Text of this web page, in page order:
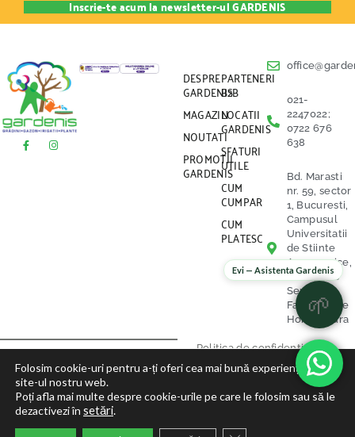
DESPRE
GARDENIS
MAGAZIN
NOUTATI
PROMOTII
GARDENIS
PARTENERI
B2B
LOCATII
GARDENIS
SFATURI
UTILE
CUM
CUMPAR
CUM
PLATESC
021-
2247022;
0722 676
638
Bd. Marasti
nr. 59, sector
1, Bucuresti,
Campusul
Universitatii
de Stiinte
Agronomice,
vis a vis de
Serele
Facultatii de
Horticultura
Politica de confidentialitate
Politica Cookies
Evi — Asistenta Gardenis
🌱
Folosim cookie-uri pentru a-ți oferi cea mai bună experiență pe
site-ul nostru web.
Poți afla mai multe despre cookie-urile pe care le folosim sau să le
dezactivezi în setări.